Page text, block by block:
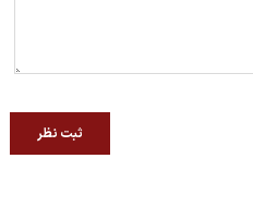
ثبت نظر